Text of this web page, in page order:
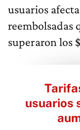
usuarios
reembolsadas
superaron los
usuarios